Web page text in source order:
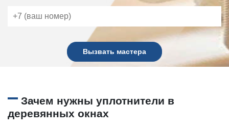
Вызвать мастера
Зачем нужны уплотнители в
деревянных окнах